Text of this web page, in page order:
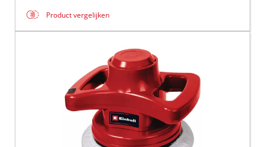
Product vergelijken